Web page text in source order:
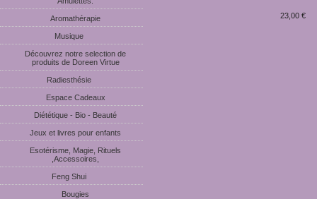
Aromathérapie
Musique
Découvrez notre selection de
produits de Doreen Virtue
Radiesthésie
Espace Cadeaux
Diététique - Bio - Beauté
Jeux et livres pour enfants
Esotérisme, Magie, Rituels
,Accessoires,
Feng Shui
Bougies
23,00 €